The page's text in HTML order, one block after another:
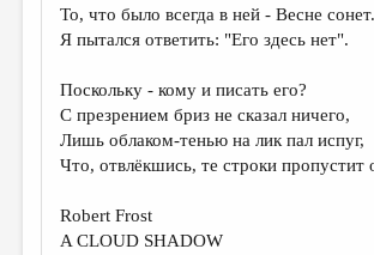
ПРАВИЛА САЙТА
ИЗБРАННОЕ
ДАЙДЖЕСТ
ПЕРЕВОДЫ
То, что было всегда в ней - Весне
Я пытался ответить: "Его здесь нет".
Поскольку - кому и писать его?
С презрением бриз не сказал ничего,
Лишь облаком-тенью на лик пал испуг,
Что, отвлёкшись, те строки пропустит
Robert Frost
A CLOUD SHADOW